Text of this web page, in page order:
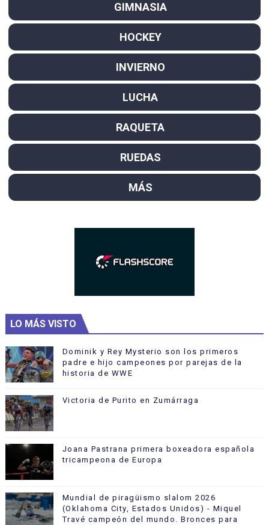
GIMNASIA
HOCKEY
INVIERNO
LUCHA
RAQUETA
RUEDAS
MÁS
LO MÁS VISTO
Dominik y Rey Mysterio son los primeros
padre e hijo campeones por parejas de la
historia de WWE
Victoria de Purito en Zumárraga
Joana Pastrana primera boxeadora española
tricampeona de Europa
Mundial de piragüismo slalom 2026
(Oklahoma City, Estados Unidos) - Miquel
Travé campeón del mundo. Bronces para